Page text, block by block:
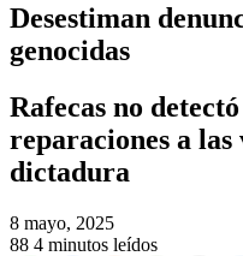
Desestiman
genocidas
Rafecas no
reparaciones a
dictadura
8 mayo, 2025
88 4 minutos leídos